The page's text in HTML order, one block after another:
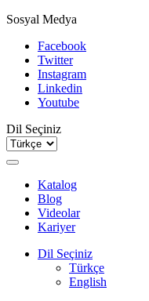
Sosyal Medya
Facebook
Twitter
Instagram
Linkedin
Youtube
Dil Seçiniz
Katalog
Blog
Videolar
Kariyer
Dil Seçiniz
Türkçe
English